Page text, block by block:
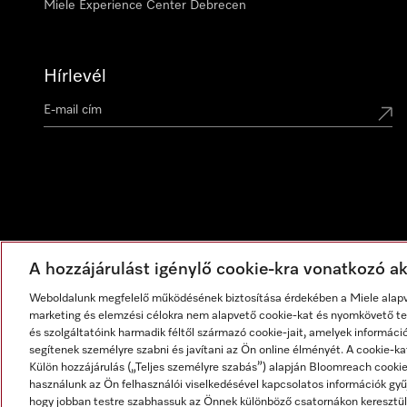
Miele Experience Center Debrecen
Hírlevél
A hozzájárulást igénylő cookie-kra vonatkozó
Weboldalunk megfelelő működésének biztosítása érdekében a Miele
marketing és elemzési célokra nem alapvető cookie-kat és nyomkövető
és szolgáltatóink harmadik féltől származó cookie-jait, amelyek
segítenek személyre szabni és javítani az Ön online élményét. A cookie-
Külön hozzájárulás („Teljes személyre szabás”) alapján Bloomreach
használunk az Ön felhasználói viselkedésével kapcsolatos információk
hogy jobban testre szabhassuk az Önnek különböző csatornákon